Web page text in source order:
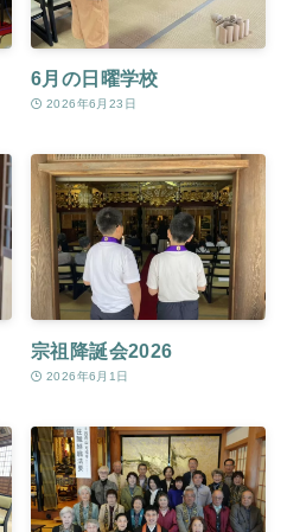
6月の日曜学校
2026年6月23日
宗祖降誕会2026
2026年6月1日